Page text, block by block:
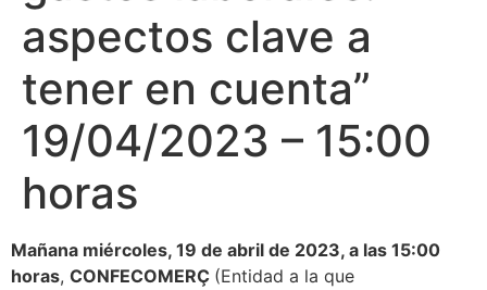
aspectos clave a
tener en cuenta”
19/04/2023 – 15:00
horas
Mañana miércoles, 19 de abril de 2023, a las 15:00
horas, CONFECOMERÇ (Entidad a la que